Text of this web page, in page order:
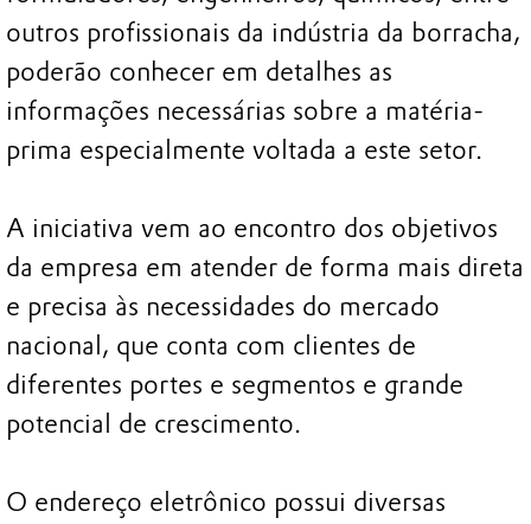
outros profissionais da indústria da borracha,
poderão conhecer em detalhes as
informações necessárias sobre a matéria-
prima especialmente voltada a este setor.
A iniciativa vem ao encontro dos objetivos
da empresa em atender de forma mais direta
e precisa às necessidades do mercado
nacional, que conta com clientes de
diferentes portes e segmentos e grande
potencial de crescimento.
O endereço eletrônico possui diversas